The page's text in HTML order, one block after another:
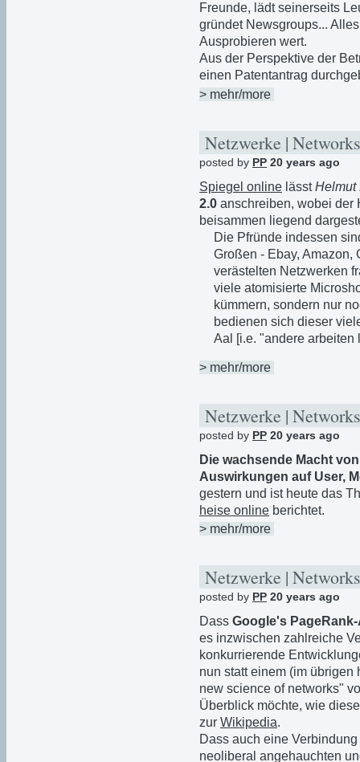
Freunde, lädt seinerseits
gründet Newsgroups...
Ausprobieren wert.
Aus der Perspektive der
einen Patentantrag
> mehr/more
Netzwerke |
posted by PP 20 years ago
Spiegel online lässtHelmut
2.0 anschreiben, wobei der
beisammen liegend
Die Pfründe indessen
Großen - Ebay, Amazon,
verästelten Netzwerken
viele atomisierte
kümmern, sondern nur
bedienen sich dieser
Aal [i.e. "andere arbeiten
> mehr/more
Netzwerke |
posted by PP 20 years ago
Die wachsende Macht
Auswirkungen auf User,
gestern und ist heute das
heise online berichtet.
> mehr/more
Netzwerke |
posted by PP 20 years ago
Dass Google's
es inzwischen zahlreiche
konkurrierende
nun statt einem (im
new science of networks"
Überblick möchte, wie
zur Wikipedia.
Dass auch eine
neoliberal angehauchten